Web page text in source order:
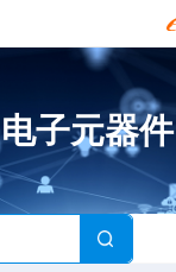
电子元器件